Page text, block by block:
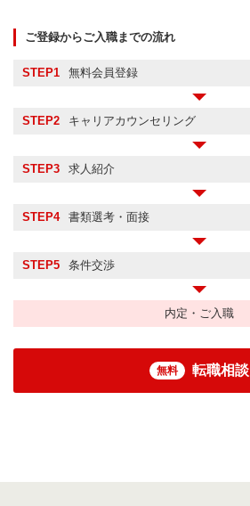
ご登録からご入職までの流れ
STEP1 無料会員登録
STEP2 キャリアカウンセリング
STEP3 求人紹介
STEP4 書類選考・面接
STEP5 条件交渉
内定・ご入職
無料 転職相談